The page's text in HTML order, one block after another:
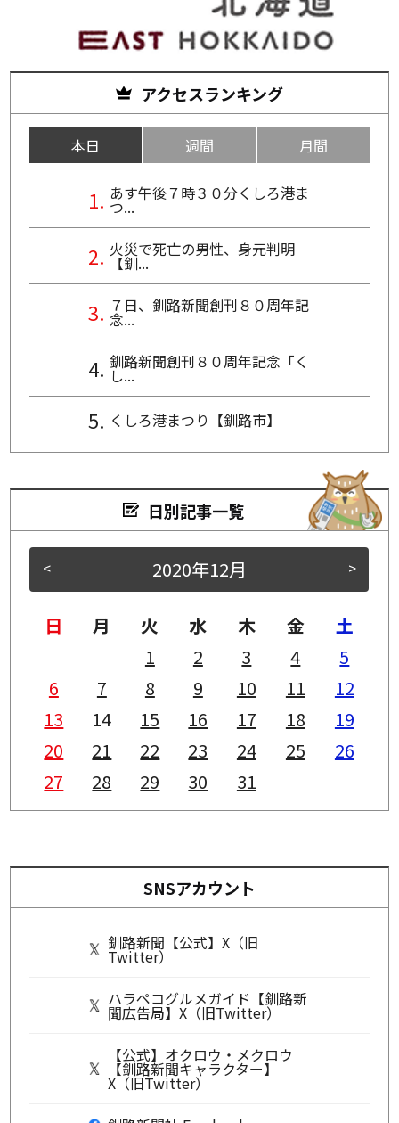
アクセスランキング
本日 週間 月間
あす午後７時３０分くしろ港ま
つ...
火災で死亡の男性、身元判明
【釧...
７日、釧路新聞創刊８０周年記
念...
釧路新聞創刊８０周年記念「く
し...
くしろ港まつり【釧路市】
日別記事一覧
< >
2020年12月
日 月 火 水 木 金
土
1
2 3 4
5
6
7 8 9 10 11
12
13
14 15 16 17 18
19
20
21 22 23 24 25
26
27
28 29 30 31
SNSアカウント
釧路新聞【公式】X（旧
Twitter）
ハラペコグルメガイド【釧路新
聞広告局】X（旧Twitter）
【公式】オクロウ・メクロウ
【釧路新聞キャラクター】
X（旧Twitter）